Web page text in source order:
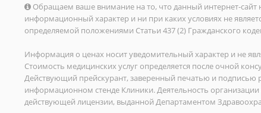
Обращаем ваше внимание на то, что данный интернет-сайт
информационный характер и ни при каких условиях не
определяемой положениями Статьи 437 (2) Гражданского
Информация о ценах носит уведомительный характер и не
Стоимость медицинских услуг определяется после очной
Действующий прейскурант, заверенный печатью и подписью
информационном стенде Клиники. Деятельность организации
действующей лицензии, выданной Департаментом